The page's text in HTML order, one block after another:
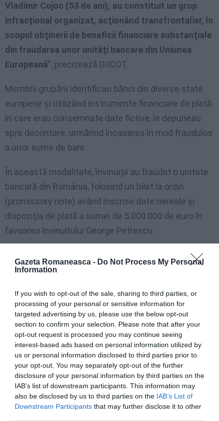
Gazeta Romaneasca - Do Not Process My Personal
Information
If you wish to opt-out of the sale, sharing to third parties, or
processing of your personal or sensitive information for
targeted advertising by us, please use the below opt-out
section to confirm your selection. Please note that after your
opt-out request is processed you may continue seeing
interest-based ads based on personal information utilized by
us or personal information disclosed to third parties prior to
your opt-out. You may separately opt-out of the further
disclosure of your personal information by third parties on the
IAB’s list of downstream participants. This information may
also be disclosed by us to third parties on the IAB’s List of
Downstream Participants that may further disclose it to other
Vladimir Cojoc (53 de ani), au constituit un grup
infracţional organizat, acţionând transfrontalier, în
scopul obţinerii de beneficii financiare substanţiale
din fraudarea unor unităţi bancare din Uniunea
Europeană", precizează DIICOT.
Membrii grupării identificau bănci din diverse state
europene şi utilizând instrumente financiare de plată
în care erau consemnate date fictive, le depuneau
spre decontare, urmărind încasarea în mod fraudulos
a unor sume de bani.
În această modalitate, învinuiţii au fraudat o unitate
bancară din România, folosind un bilet la ordin
(promissory note) având înscrise date nereale şi
dispoziţia de plată a sumei de 5.000.000 de euro în
favoarea învinuitului George Petrescu.
învinuiţii au utilizat date aparţinând unor societăţi
Mongolia sau Brazilia.
Joi, învinuiţii au fost depistaţi în flagrant delict în
timp ce încasau în această manieră suma de
5.000.000 euro.
Procurorii DIICOT au colaborat cu autorităţile
judiciare din Bulgaria, Italia şi din Ulaanbaatar,
Mongolia.